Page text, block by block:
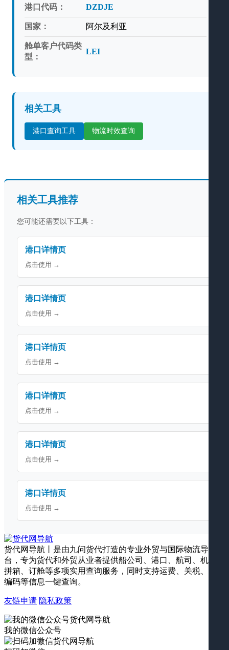
港口代码： DZDJE
国家： 阿尔及利亚
舱单客户代码类
型：
LEI
相关工具
港口查询工具 物流时效查询
相关工具推荐
您可能还需要以下工具：
港口详情页
点击使用 →
港口详情页
点击使用 →
港口详情页
点击使用 →
港口详情页
点击使用 →
港口详情页
点击使用 →
港口详情页
点击使用 →
货代网导航丨是由九问货代打造的专业外贸与国际物流导航平
台，专为货代和外贸从业者提供船公司、港口、航司、机场、
拼箱、订舱等多项实用查询服务，同时支持运费、关税、海关
编码等信息一键查询。
友链申请 隐私政策
我的微信公众号